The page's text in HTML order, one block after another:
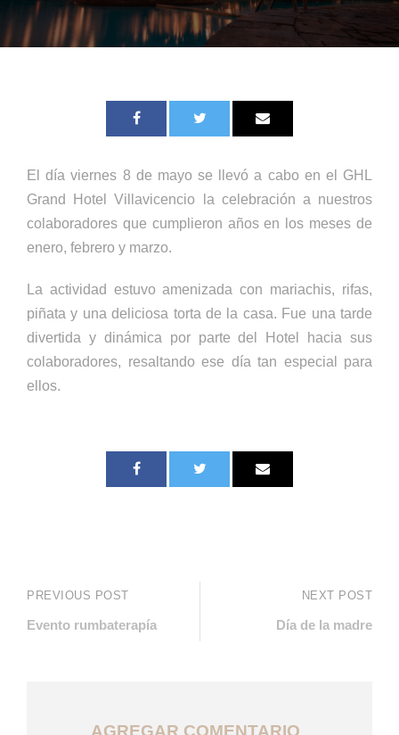
El día viernes 8 de mayo se llevó a cabo en el GHL
Grand Hotel Villavicencio la celebración a nuestros
colaboradores que cumplieron años en los meses de
enero, febrero y marzo.
La actividad estuvo amenizada con mariachis, rifas,
piñata y una deliciosa torta de la casa. Fue una tarde
divertida y dinámica por parte del Hotel hacia sus
colaboradores, resaltando ese día tan especial para
ellos.
PREVIOUS POST
Evento rumbaterapía
NEXT POST
Día de la madre
AGREGAR COMENTARIO